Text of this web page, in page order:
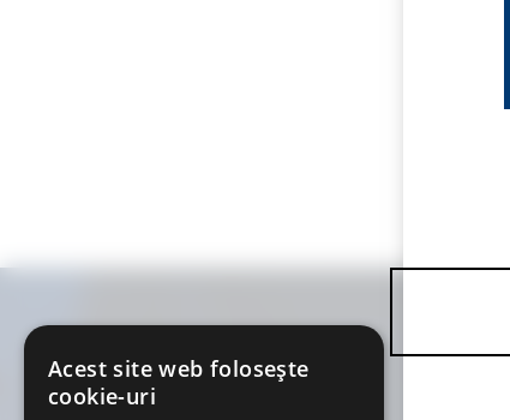
Acest site web folosește
cookie-uri